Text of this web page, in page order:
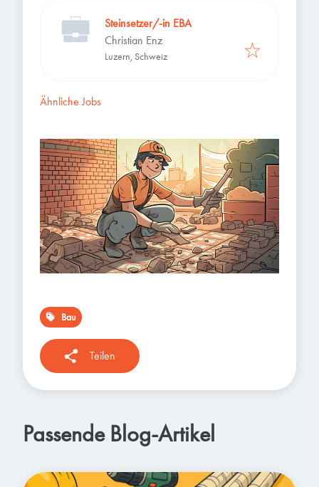
Steinsetzer/-in EBA
Christian Enz
Luzern, Schweiz
Ähnliche Jobs
Bau
Teilen
Passende Blog-Artikel